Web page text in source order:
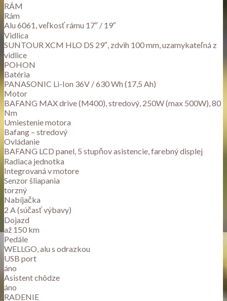
RÁM
Rám
Alu 6061, veľkosť rámu 17″ / 19″
Vidlica
SUNTOUR XCM HLO DS 29″, zdvih 100 mm, uzamykateľná z
vidlice
POHON
Batéria
PANASONIC Li-Ion 36V / 630 Wh (17,5 Ah)
Motor
BAFANG MAX drive (M400), stredový, 250W (max 500W), 80
Nm
Umiestenie motora
Bafang – stredový
Ovládanie
BAFANG LCD panel, 5 stupňov asistencie, farebný displej
Radiaca jednotka
Integrovaná v motore
Senzor šliapania
torzný
Nabíjačka
2 A (súčasť výbavy)
Dojazd
až 150 km
Pedále
WELLGO, alu s odrazkou
USB port
áno
Asistent chôdze
áno
RADENIE